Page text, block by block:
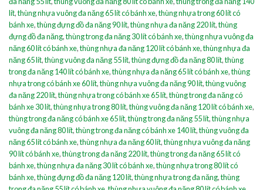
lít,thùng nhựa vuông đa năng 65 lít có bánh xe,thùng nhựa trong 60 lít có
bánh xe,thùng đựng đồ đa năng 90 lít,thùng nhựa đa năng 220 lít,thùng
đựng đồ đa năng,thùng trong đa năng 30 lít có bánh xe,thùng nhựa vuông đa
năng 60 lít có bánh xe,thùng nhựa đa năng 120 lít có bánh xe,thùng nhựa đa
năng 65 lít,thùng vuông đa năng 55 lít,thùng đựng đồ đa năng 80 lít,thùng
trong đa năng 140 lít có bánh xe,thùng nhựa đa năng 65 lít có bánh xe,thùng
nhựa trong có bánh xe 60 lít,thùng nhựa vuông đa năng 90 lít,thùng vuông
đa năng 220 lít,thùng nhựa trong có bánh xe 65 lít,thùng trong đa năng có
bánh xe 30 lít,thùng nhựa trong 80 lít,thùng vuông đa năng 120 lít có bánh xe,
thùng trong đa năng có bánh xe 65 lít,thùng trong đa năng 55 lít,thùng nhựa
vuông đa năng 80 lít,thùng trong đa năng có bánh xe 140 lít,thùng vuông đa
năng 65 lít có bánh xe,thùng nhựa đa năng 60 lít,thùng nhựa vuông đa năng
90 lít có bánh xe,thùng trong đa năng 220 lít,thùng trong đa năng 65 lít có
bánh xe,thùng nhựa đa năng 30 lít có bánh xe,thùng nhựa trong 80 lít có
bánh xe,thùng đựng đồ đa năng 120 lít,thùng nhựa trong đa năng,thùng